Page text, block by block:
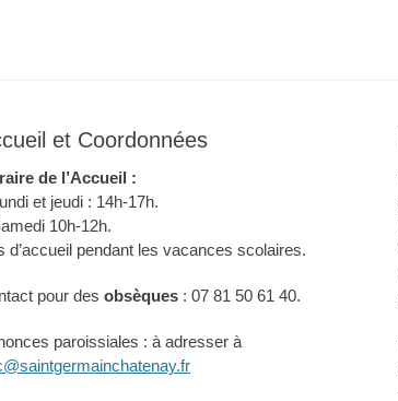
et Coordonnées
de l’Accueil :
et jeudi : 14h-17h.
10h-12h.
d’accueil pendant les vacances scolaires.
pour des obsèques : 07 81 50 61 40.
paroissiales : à adresser à